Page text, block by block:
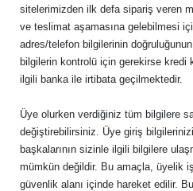
sitelerimizden ilk defa sipariş veren
ve teslimat aşamasına gelebilmesi
adres/telefon bilgilerinin
bilgilerin kontrolü için gerekirse kredi
ilgili banka ile irtibata geçilmektedir.
Üye olurken verdiğiniz tüm bilgilere
değiştirebilirsiniz. Üye giriş
başkalarının sizinle ilgili bilgilere
mümkün değildir. Bu amaçla, üyelik
güvenlik alanı içinde hareket edilir.